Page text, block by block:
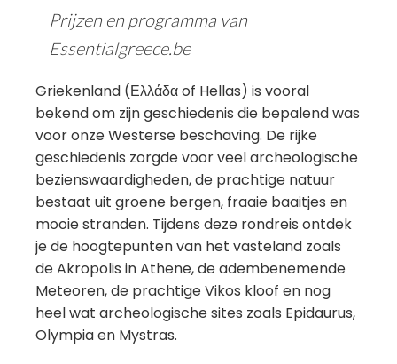
Prijzen en programma van
Essentialgreece.be
Griekenland (Ελλάδα of Hellas) is vooral
bekend om zijn geschiedenis die bepalend was
voor onze Westerse beschaving. De rijke
geschiedenis zorgde voor veel archeologische
bezienswaardigheden, de prachtige natuur
bestaat uit groene bergen, fraaie baaitjes en
mooie stranden. Tijdens deze rondreis ontdek
je de hoogtepunten van het vasteland zoals
de Akropolis in Athene, de adembenemende
Meteoren, de prachtige Vikos kloof en nog
heel wat archeologische sites zoals Epidaurus,
Olympia en Mystras.